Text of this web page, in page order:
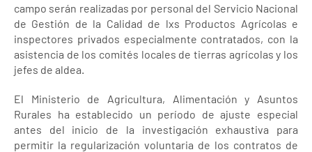
campo serán realizadas por personal del Servicio Nacional
de Gestión de la Calidad de lxs Productos Agrícolas e
inspectores privados especialmente contratados, con la
asistencia de los comités locales de tierras agrícolas y los
jefes de aldea.
El Ministerio de Agricultura, Alimentación y Asuntos
Rurales ha establecido un período de ajuste especial
antes del inicio de la investigación exhaustiva para
permitir la regularización voluntaria de los contratos de